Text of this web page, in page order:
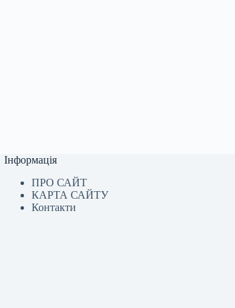
Інформація
ПРО САЙТ
КАРТА САЙТУ
Контакти